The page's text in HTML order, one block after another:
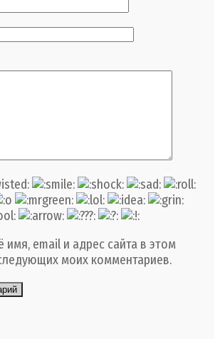
имя, email и адрес сайта в этом
моих комментариев.